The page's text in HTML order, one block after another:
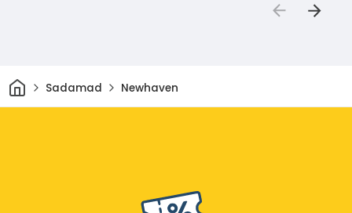
Avaleht
Sadamad Newhaven